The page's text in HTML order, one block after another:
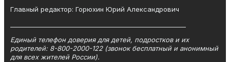
Главный редактор: Горюхин Юрий Александрович
Единый телефон доверия для детей, подростков и их
родителей: 8-800-2000-122 (звонок бесплатный и анонимный
для всех жителей России).